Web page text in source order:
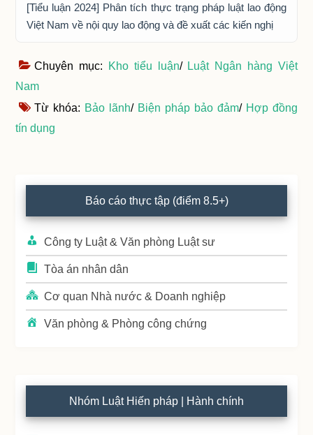
[Tiểu luận 2024] Phân tích thực trạng pháp luật lao động
Việt Nam về nội quy lao động và đề xuất các kiến nghị
Chuyên mục: Kho tiểu luận/ Luật Ngân hàng Việt
Nam
Từ khóa: Bảo lãnh/ Biện pháp bảo đảm/ Hợp đồng
tín dụng
Primary
Sidebar
Báo cáo thực tập (điểm 8.5+)
Công ty Luật & Văn phòng Luật sư
Tòa án nhân dân
Cơ quan Nhà nước & Doanh nghiệp
Văn phòng & Phòng công chứng
Nhóm Luật Hiến pháp | Hành chính